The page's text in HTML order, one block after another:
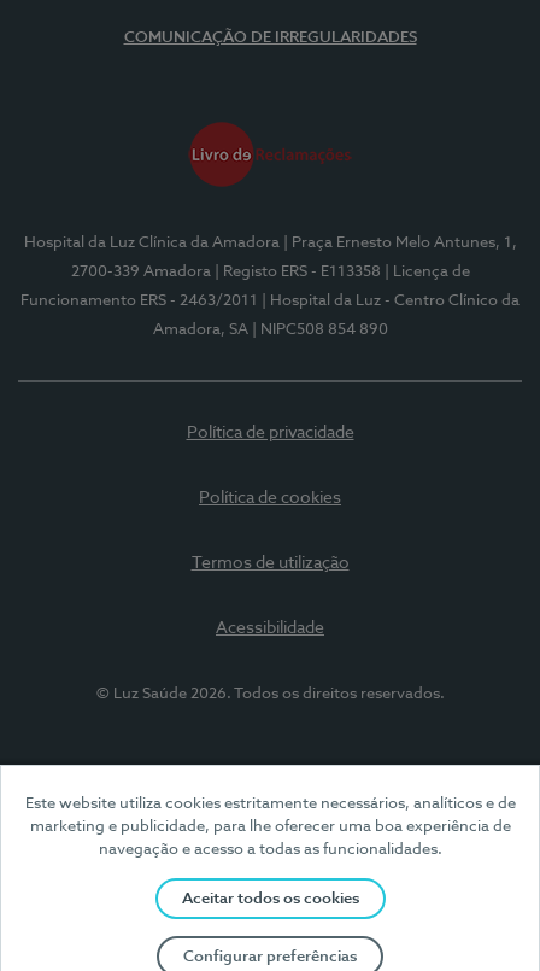
Este website utiliza cookies estritamente necessários, analíticos e de
marketing e publicidade, para lhe oferecer uma boa experiência de
navegação e acesso a todas as funcionalidades.
Aceitar todos os cookies
Configurar preferências
COMUNICAÇÃO DE IRREGULARIDADES
Hospital da Luz Clínica da Amadora
| Praça Ernesto Melo Antunes, 1,
2700-339 Amadora
| Registo ERS - E113358
| Licença de
Funcionamento ERS - 2463/2011
| Hospital da Luz - Centro Clínico da
Amadora, SA
| NIPC508 854 890
Política de privacidade
Política de cookies
Termos de utilização
Acessibilidade
© Luz Saúde 2026. Todos os direitos reservados.